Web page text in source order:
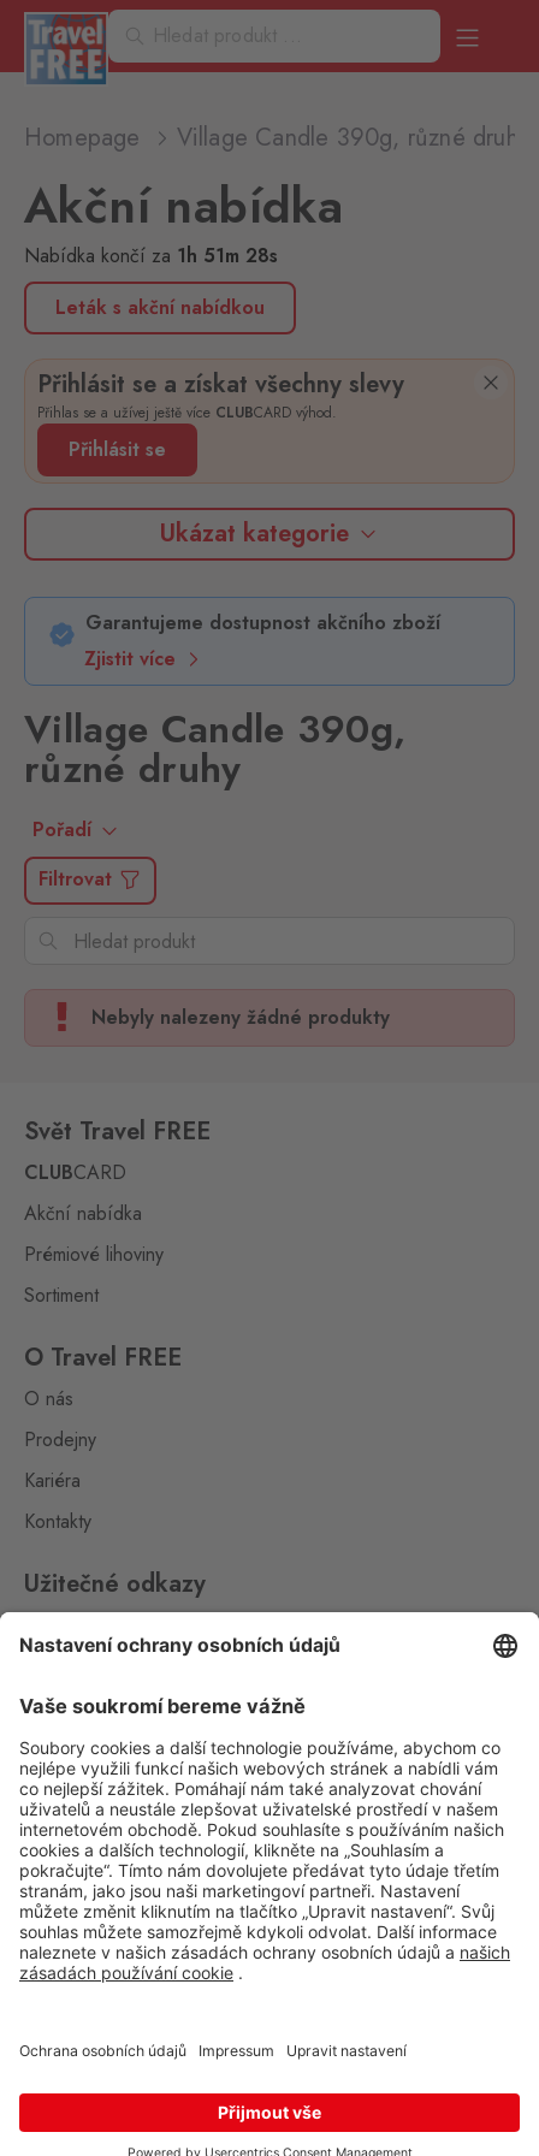
Homepage Village Candle 390g, různé druhy
Akční nabídka
Nabídka končí za 1h 51m 28s
Leták s akční nabídkou
Přihlásit se a získat všechny slevy
Přihlas se a užívej ještě více CLUBCARD výhod.
Přihlásit se
Ukázat kategorie
Garantujeme dostupnost akčního zboží
Zjistit více
Village Candle 390g,
různé druhy
Pořadí
Filtrovat
Nebyly nalezeny žádné produkty
Svět Travel FREE
CLUBCARD
Akční nabídka
Prémiové lihoviny
Sortiment
O Travel FREE
O nás
Prodejny
Kariéra
Kontakty
Užitečné odkazy
Ochrana osobních údajů
Aplikace Travel FREE ke stažení
Sledujte nás na sociálních sitích
© 2026 Travel FREE a.s. Všechna práva vyhrazena.